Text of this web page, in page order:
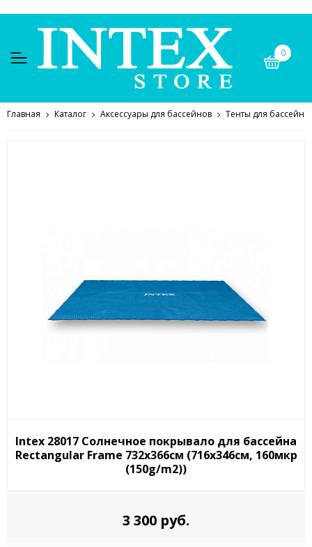
0
Главная Каталог Аксессуары для бассейнов Тенты для
Intex 28017 Солнечное покрывало для бассейна
Rectangular Frame 732x366см (716x346см, 160мкр
(150g/m2))
3 300 руб.